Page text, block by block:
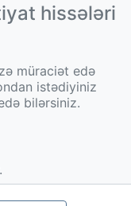
hissələri
müraciət edə
istədiyiniz
bilərsiniz.